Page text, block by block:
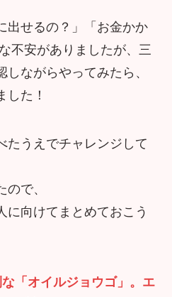
出せるの？」「お金かか
不安がありましたが、三
ながらやってみたら、
した！
たうえでチャレンジして
で、
に向けてまとめておこう
「オイルジョウゴ」。エ